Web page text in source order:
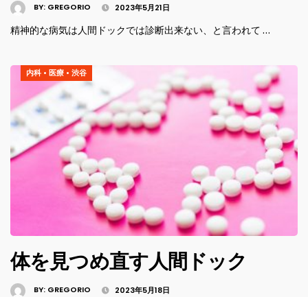
BY: GREGORIO 2023年5月21日
精神的な病気は人間ドックでは診断出来ない、と言われて …
内科 • 医療 • 渋谷
体を見つめ直す人間ドック
BY: GREGORIO 2023年5月18日